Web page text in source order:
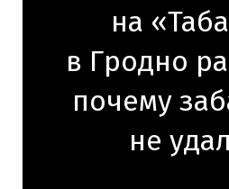
на
в Гродно
почему
не